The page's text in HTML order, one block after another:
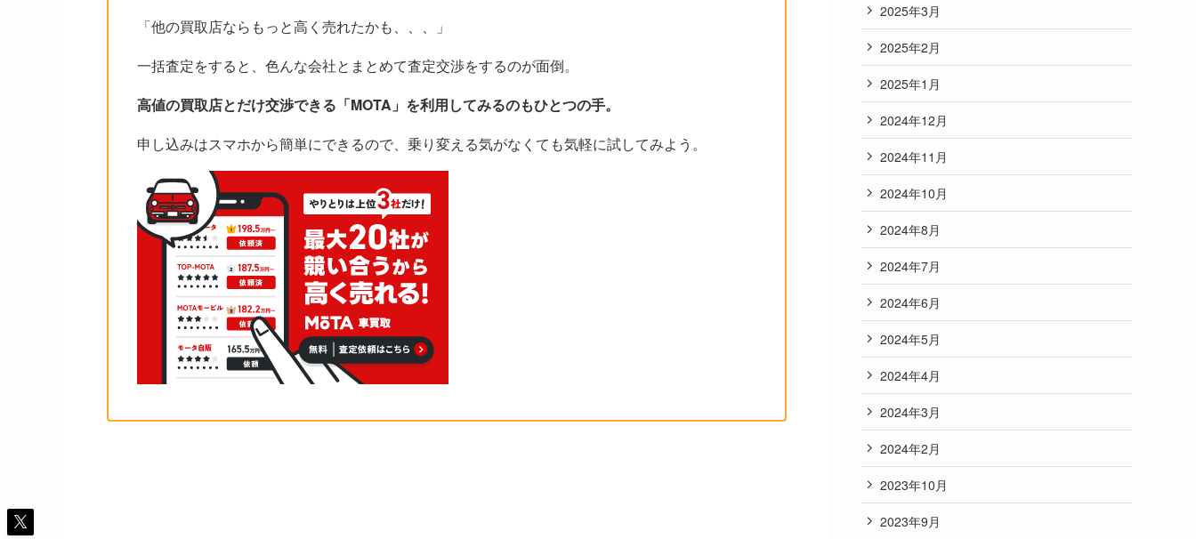
「他の買取店ならもっと高く売れたかも、、、」
一括査定をすると、色んな会社とまとめて査定交渉をするのが面倒。
高値の買取店とだけ交渉できる「MOTA」を利用してみるのもひとつの手。
申し込みはスマホから簡単にできるので、乗り変える気がなくても気軽に試してみよう。
2025年3月
2025年2月
2025年1月
2024年12月
2024年11月
2024年10月
2024年8月
2024年7月
2024年6月
2024年5月
2024年4月
2024年3月
2024年2月
2023年10月
2023年9月